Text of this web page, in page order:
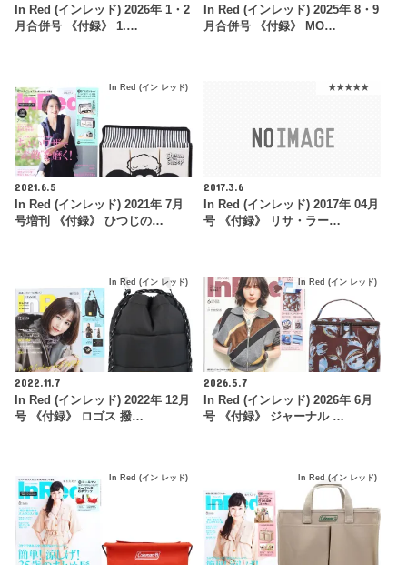
In Red (インレッド) 2026年 1・2
月合併号 《付録》 1.…
In Red (インレッド) 2025年 8・9
月合併号 《付録》 MO…
In Red (イン レッド)
2021.6.5
In Red (インレッド) 2021年 7月
号増刊 《付録》 ひつじの…
★★★★★
2017.3.6
In Red (インレッド) 2017年 04月
号 《付録》 リサ・ラー…
In Red (イン レッド)
2022.11.7
In Red (インレッド) 2022年 12月
号 《付録》 ロゴス 撥…
In Red (イン レッド)
2026.5.7
In Red (インレッド) 2026年 6月
号 《付録》 ジャーナル …
In Red (イン レッド) In Red (イン レッド)